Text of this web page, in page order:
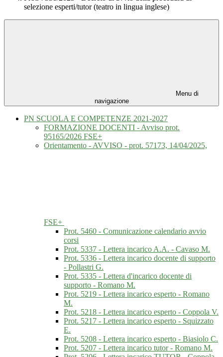
selezione esperti/tutor (teatro in lingua inglese)
Menu di
navigazione
PN SCUOLA E COMPETENZE 2021-2027
FORMAZIONE DOCENTI - Avviso prot.
95165/2026 FSE+
Orientamento - AVVISO - prot. 57173, 14/04/2025,
FSE+
Prot. 5460 - Comunicazione calendario avvio
corsi
Prot. 5337 - Lettera incarico A.A. - Cavaso M.
Prot. 5336 - Lettera incarico docente di supporto
- Pollastri G.
Prot. 5335 - Lettera d'incarico docente di
supporto - Romano M.
Prot. 5219 - Lettera incarico esperto - Romano
M.
Prot. 5218 - Lettera incarico esperto - Coppola V.
Prot. 5217 - Lettera incarico esperto - Squizzato
E.
Prot. 5208 - Lettera incarico esperto - Biasiolo C.
Prot. 5207 - Lettera incarico tutor - Romano M.